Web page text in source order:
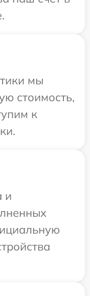
мы
стоимость,
к
и